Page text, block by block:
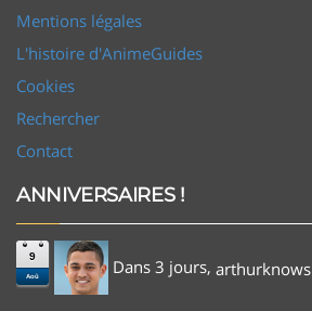
Mentions légales
L'histoire d'AnimeGuides
Cookies
Rechercher
Contact
ANNIVERSAIRES !
9
Aoû Dans 3 jours, arthurknows